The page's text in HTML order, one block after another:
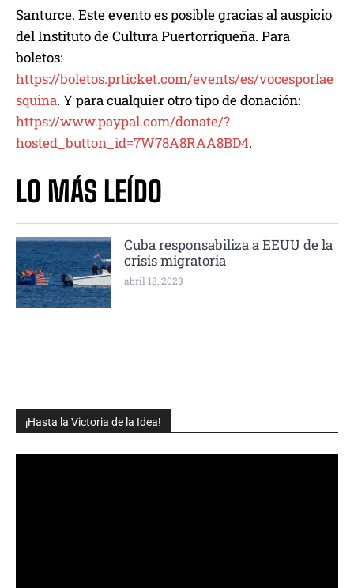
¡Hasta la Victoria de la Idea!
Santurce. Este evento es posible gracias al auspicio
del Instituto de Cultura Puertorriqueña. Para
boletos:
https://boletos.prticket.com/events/es/vocesporlae
squina. Y para cualquier otro tipo de donación:
https://www.paypal.com/donate/?
hosted_button_id=7W78A8RAA8BD4.
LO MÁS LEÍDO
Cuba responsabiliza a EEUU de la
crisis migratoria
abril 18, 2023